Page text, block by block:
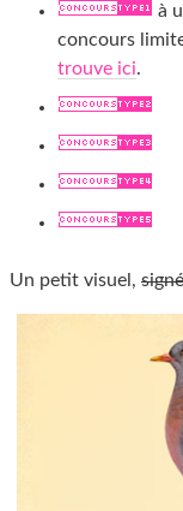
à
concours
trouve ici.
Un petit visuel,